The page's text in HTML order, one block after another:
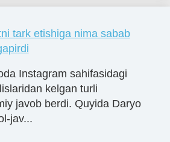
tark etishiga nima sabab
Instagram sahifasidagi
kelgan turli
javob berdi. Quyida Daryo
jav...